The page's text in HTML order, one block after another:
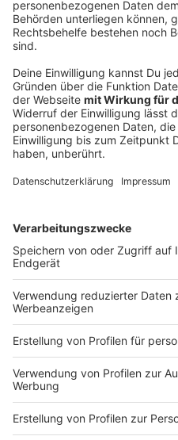
sodass auch dort die
zu buchen. Denn aufgrund
ähnlichem kommen auch
Übersee.(Quelle: Expedia
Anzeige
Empfohlene Stichtage
Anzeige
Deutschland:
Nordfriesland,
Vorpommern: bis 2.
Ostfriesland,
Vorpommern-
Vorpommern: bis 16.
Schwarzwald, Baden-
2025